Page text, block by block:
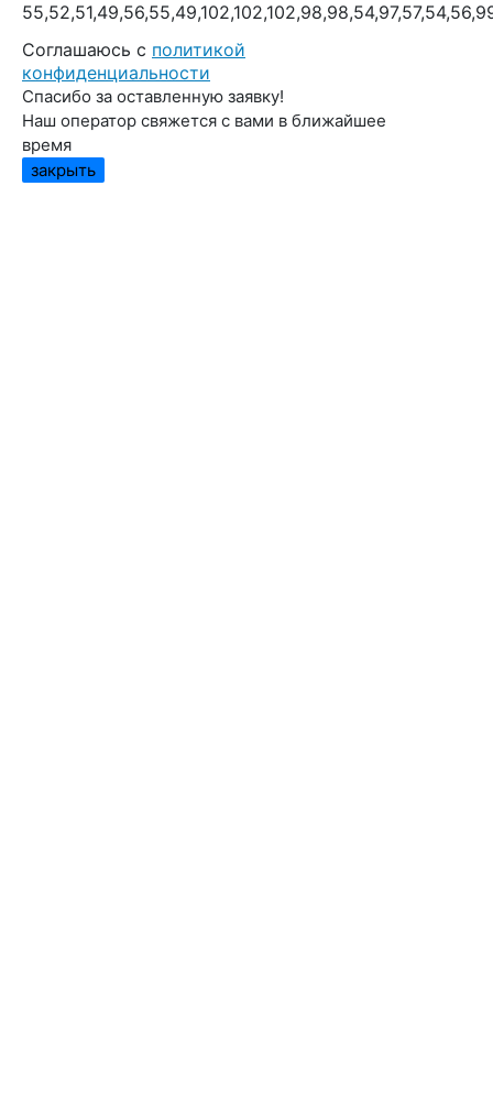
Cоглашаюсь с политикой
конфиденциальности
Спасибо за оставленную заявку!
Наш оператор свяжется с вами в ближайшее
время
закрыть